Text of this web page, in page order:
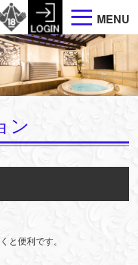
MENU
ン
と便利です。